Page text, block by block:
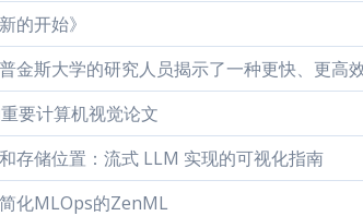
的开始》
金斯大学的研究人员揭示了一种更快、更高
要计算机视觉论文
存储位置：流式 LLM 实现的可视化指南
化MLOps的ZenML